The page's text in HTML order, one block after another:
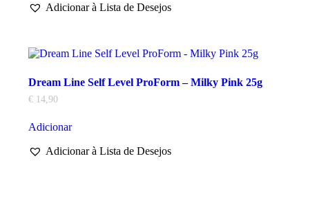
Adicionar à Lista de Desejos
Dream Line Self Level ProForm – Milky Pink 25g
€14,90
Adicionar
Adicionar à Lista de Desejos